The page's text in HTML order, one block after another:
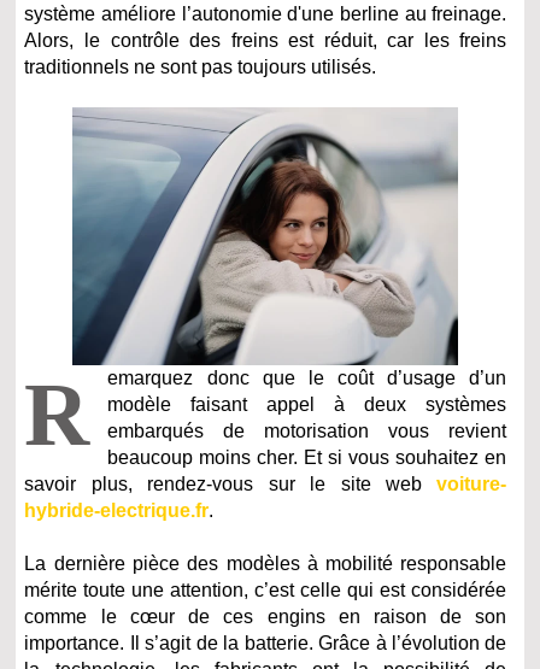
système améliore l’autonomie d'une berline au freinage.
Alors, le contrôle des freins est réduit, car les freins
traditionnels ne sont pas toujours utilisés.
R
emarquez donc que le coût d’usage d’un
modèle faisant appel à deux systèmes
embarqués de motorisation vous revient
beaucoup moins cher. Et si vous souhaitez en
savoir plus, rendez-vous sur le site webvoiture-
hybride-electrique.fr.
La dernière pièce des modèles à mobilité responsable
mérite toute une attention, c’est celle qui est considérée
comme le cœur de ces engins en raison de son
importance. Il s’agit de la batterie. Grâce à l’évolution de